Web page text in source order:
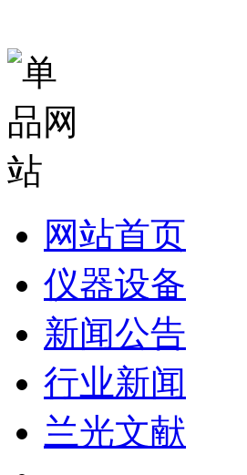
网站首页
仪器设备
新闻公告
行业新闻
兰光文献